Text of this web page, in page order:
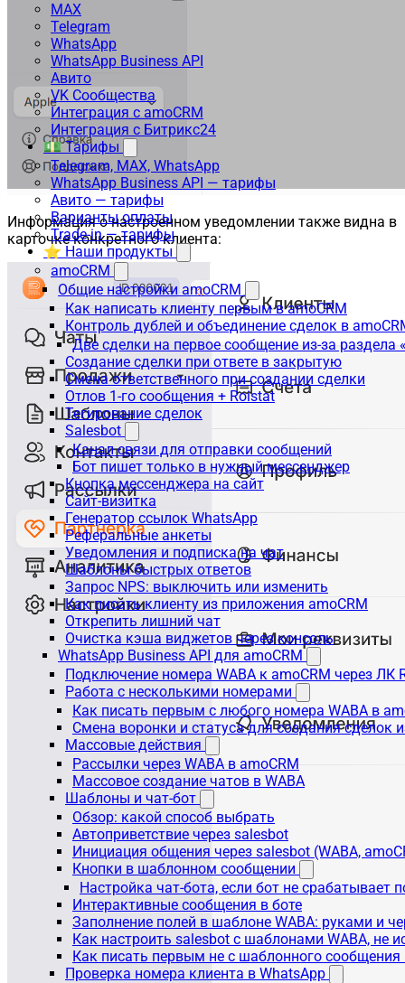
MAX
Telegram
WhatsApp
WhatsApp Business API
Авито
VK Сообщества
Интеграция с amoCRM
Интеграция с Битрикс24
💵 Тарифы
Telegram, MAX, WhatsApp
WhatsApp Business API — тарифы
Авито — тарифы
Варианты оплаты
Trade-in — тарифы
⭐ Наши продукты
amoCRM
Общие настройки amoCRM
Как написать клиенту первым в amoCRM
Контроль дублей и объединение сделок в
Две сделки на первое сообщение из-за раздела
Создание сделки при ответе в закрытую
Смена ответственного при создании сделки
Отлов 1-го сообщения + Roistat
Тегирование сделок
Salesbot
Канал связи для отправки сообщений
Бот пишет только в нужный мессенджер
Кнопка мессенджера на сайт
Сайт-визитка
Генератор ссылок WhatsApp
Реферальные анкеты
Уведомления и подписка на чат
Шаблоны быстрых ответов
Запрос NPS: выключить или изменить
Как писать клиенту из приложения amoCRM
Открепить лишний чат
Очистка кэша виджетов через консоль
WhatsApp Business API для amoCRM
Подключение номера WABA к amoCRM через ЛК
Работа с несколькими номерами
Как писать первым с любого номера WABA в
Смена воронки и статуса для создания сделок
Массовые действия
Рассылки через WABA в amoCRM
Массовое создание чатов в WABA
Шаблоны и чат-бот
Обзор: какой способ выбрать
Автоприветствие через salesbot
Инициация общения через salesbot (WABA,
Кнопки в шаблонном сообщении
Настройка чат-бота, если бот не срабатывает
Интерактивные сообщения в боте
Заполнение полей в шаблоне WABA: руками и
Как настроить salesbot с шаблонами WABA, не
Как писать первым не с шаблонного сообщения
Проверка номера клиента в WhatsApp
Информация о настроенном уведомлении также видна в
карточке конкретного клиента: